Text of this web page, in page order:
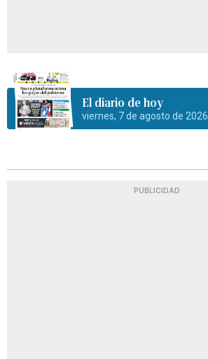
El diario de hoy
viernes, 7 de agosto de 2026
PUBLICIDAD